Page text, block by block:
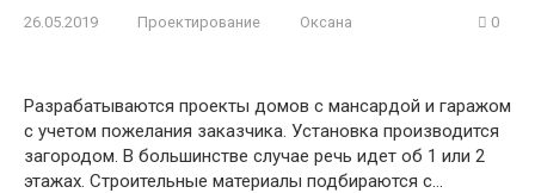
26.05.2019 Проектирование Оксана 0
Разрабатываются проекты домов с мансардой и гаражом
с учетом пожелания заказчика. Установка производится
загородом. В большинстве случае речь идет об 1 или 2
этажах. Строительные материалы подбираются с…